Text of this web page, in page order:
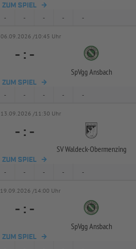
ZUM SPIEL
- - - - -
06.09.2026 /10:45 Uhr
- : -
SpVgg Ansbach
ZUM SPIEL
- - - - -
13.09.2026 /11:30 Uhr
- : -
SV Waldeck-Obermenzing
ZUM SPIEL
- - - - -
19.09.2026 /14:00 Uhr
- : -
SpVgg Ansbach
ZUM SPIEL